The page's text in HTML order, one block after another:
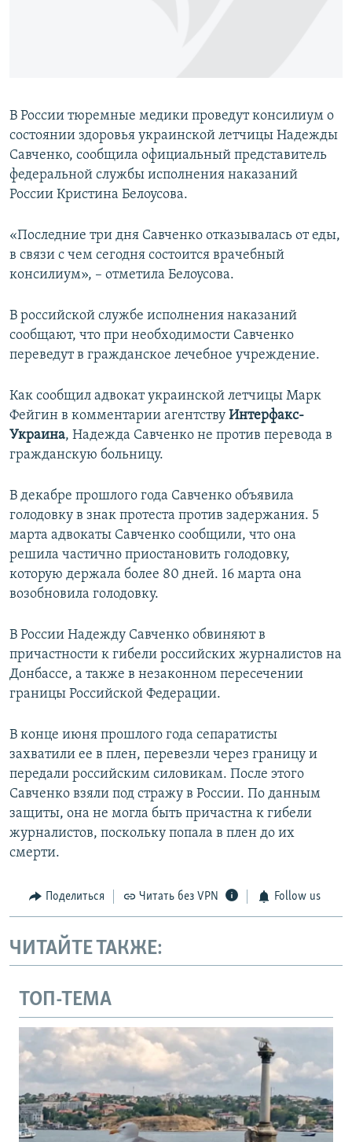
Все сайты RFE/RL
В России тюремные медики проведут консилиум о
состоянии здоровья украинской летчицы Надежды
Савченко, сообщила официальный представитель
федеральной службы исполнения наказаний
России Кристина Белоусова.
«Последние три дня Савченко отказывалась от еды,
в связи с чем сегодня состоится врачебный
консилиум», – отметила Белоусова.
В российской службе исполнения наказаний
сообщают, что при необходимости Савченко
переведут в гражданское лечебное учреждение.
Как сообщил адвокат украинской летчицы Марк
Фейгин в комментарии агентству Интерфакс-
Украина, Надежда Савченко не против перевода в
гражданскую больницу.
В декабре прошлого года Савченко объявила
голодовку в знак протеста против задержания. 5
марта адвокаты Савченко сообщили, что она
решила частично приостановить голодовку,
которую держала более 80 дней. 16 марта она
возобновила голодовку.
В России Надежду Савченко обвиняют в
причастности к гибели российских журналистов на
Донбассе, а также в незаконном пересечении
границы Российской Федерации.
В конце июня прошлого года сепаратисты
захватили ее в плен, перевезли через границу и
передали российским силовикам. После этого
Савченко взяли под стражу в России. По данным
защиты, она не могла быть причастна к гибели
журналистов, поскольку попала в плен до их
смерти.
Поделиться Читать без VPN Follow us
ЧИТАЙТЕ ТАКЖЕ:
ТОП-ТЕМА